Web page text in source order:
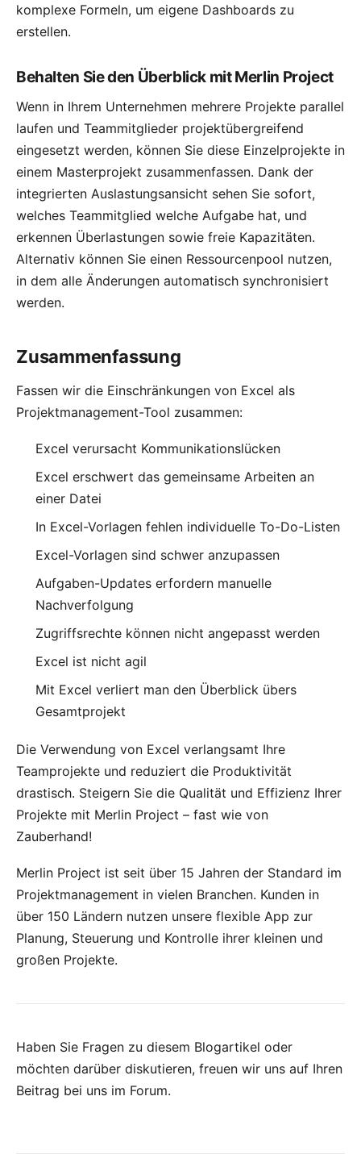
komplexe Formeln, um eigene Dashboards zu
erstellen.
Behalten Sie den Überblick mit Merlin Project
Wenn in Ihrem Unternehmen mehrere Projekte parallel
laufen und Teammitglieder projektübergreifend
eingesetzt werden, können Sie diese Einzelprojekte in
einem Masterprojekt zusammenfassen. Dank der
integrierten Auslastungsansicht sehen Sie sofort,
welches Teammitglied welche Aufgabe hat, und
erkennen Überlastungen sowie freie Kapazitäten.
Alternativ können Sie einen Ressourcenpool nutzen,
in dem alle Änderungen automatisch synchronisiert
werden.
Zusammenfassung
Fassen wir die Einschränkungen von Excel als
Projektmanagement-Tool zusammen:
Excel verursacht Kommunikationslücken
Excel erschwert das gemeinsame Arbeiten an
einer Datei
In Excel-Vorlagen fehlen individuelle To-Do-Listen
Excel-Vorlagen sind schwer anzupassen
Aufgaben-Updates erfordern manuelle
Nachverfolgung
Zugriffsrechte können nicht angepasst werden
Excel ist nicht agil
Mit Excel verliert man den Überblick übers
Gesamtprojekt
Die Verwendung von Excel verlangsamt Ihre
Teamprojekte und reduziert die Produktivität
drastisch. Steigern Sie die Qualität und Effizienz Ihrer
Projekte mit Merlin Project – fast wie von
Zauberhand!
Merlin Project ist seit über 15 Jahren der Standard im
Projektmanagement in vielen Branchen. Kunden in
über 150 Ländern nutzen unsere flexible App zur
Planung, Steuerung und Kontrolle ihrer kleinen und
großen Projekte.
Haben Sie Fragen zu diesem Blogartikel oder
möchten darüber diskutieren, freuen wir uns auf Ihren
Beitrag bei uns im Forum.